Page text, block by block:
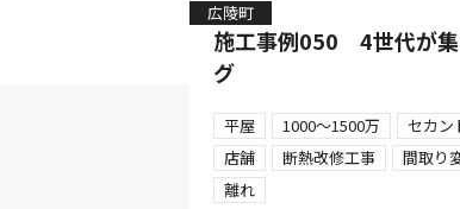
広陵町
施工事例050 4世代が集
グ
平屋 1000～1500万
セカン
店舗
断熱改修工事
間取り
離れ